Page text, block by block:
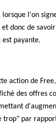
l'on
donc de
payante.
action de
des offres
trop" par